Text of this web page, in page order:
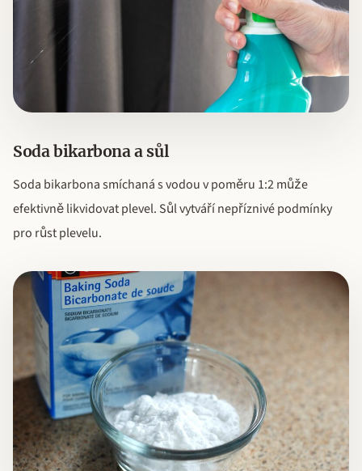
Soda bikarbona a sůl
Soda bikarbona smíchaná s vodou v poměru 1:2 může
efektivně likvidovat plevel. Sůl vytváří nepříznivé podmínky
pro růst plevelu.